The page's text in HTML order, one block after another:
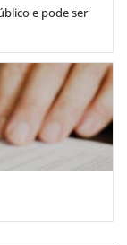
e pode ser